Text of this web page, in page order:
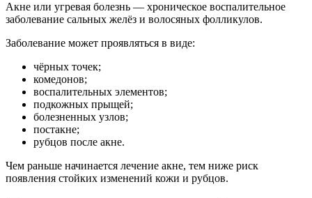
Акне или угревая болезнь — хроническое воспалительное
заболевание сальных желёз и волосяных фолликулов.
Заболевание может проявляться в виде:
чёрных точек;
комедонов;
воспалительных элементов;
подкожных прыщей;
болезненных узлов;
постакне;
рубцов после акне.
Чем раньше начинается лечение акне, тем ниже риск
появления стойких изменений кожи и рубцов.